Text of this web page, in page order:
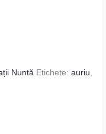
Nuntă Etichete:auriu